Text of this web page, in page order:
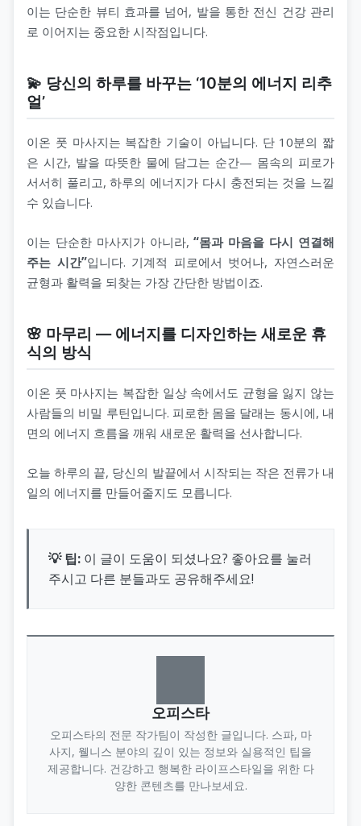
이는 단순한 뷰티 효과를 넘어, 발을 통한 전신 건강 관리
로 이어지는 중요한 시작점입니다.
💫 당신의 하루를 바꾸는 ‘10분의 에너지 리추
얼’
이온 풋 마사지는 복잡한 기술이 아닙니다. 단 10분의 짧
은 시간, 발을 따뜻한 물에 담그는 순간— 몸속의 피로가
서서히 풀리고, 하루의 에너지가 다시 충전되는 것을 느낄
수 있습니다.
이는 단순한 마사지가 아니라,“몸과 마음을 다시 연결해
주는 시간”입니다. 기계적 피로에서 벗어나, 자연스러운
균형과 활력을 되찾는 가장 간단한 방법이죠.
🌸 마무리 — 에너지를 디자인하는 새로운 휴
식의 방식
이온 풋 마사지는 복잡한 일상 속에서도 균형을 잃지 않는
사람들의 비밀 루틴입니다. 피로한 몸을 달래는 동시에, 내
면의 에너지 흐름을 깨워 새로운 활력을 선사합니다.
오늘 하루의 끝, 당신의 발끝에서 시작되는 작은 전류가 내
일의 에너지를 만들어줄지도 모릅니다.
💡 팁: 이 글이 도움이 되셨나요? 좋아요를 눌러
주시고 다른 분들과도 공유해주세요!
오피스타
오피스타의 전문 작가팀이 작성한 글입니다. 스파, 마
사지, 웰니스 분야의 깊이 있는 정보와 실용적인 팁을
제공합니다. 건강하고 행복한 라이프스타일을 위한 다
양한 콘텐츠를 만나보세요.